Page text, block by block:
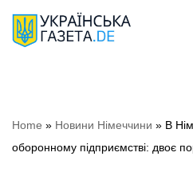
Перейти
Home » Новини Німеччини » В
оборонному підприємстві: двоє